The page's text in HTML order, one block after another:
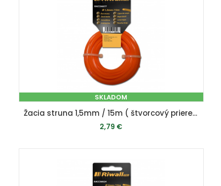
SKLADOM
Žacia struna 1,5mm / 15m ( štvorcový prierez )
2,79 €